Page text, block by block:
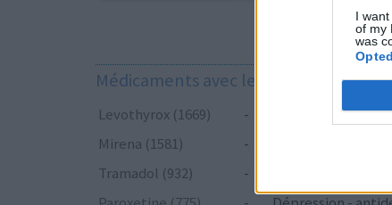
I
of my
was
Médicaments avec le plus grand
Levothyrox (1669) -
Glande thyroïde
Mirena (1581)
-
Tramadol (932)
-